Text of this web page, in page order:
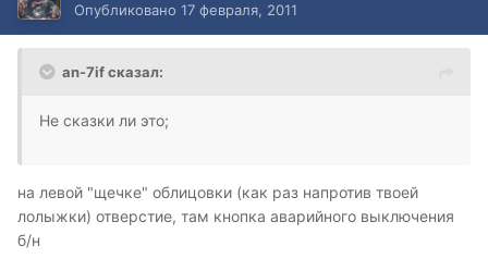
Опубликовано 17 февраля, 2011
an-7if сказал:
Не сказки ли это;
на левой "щечке" облицовки (как раз напротив твоей
лолыжки) отверстие, там кнопка аварийного выключения
б/н